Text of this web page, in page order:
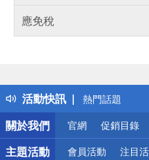
應免稅
活動快訊
得獎公告
熱門話題
銀行優惠
偏遠地區配送
詐騙網頁！請
關於我們
官網 促銷目錄
主題活動 會員活動 注目